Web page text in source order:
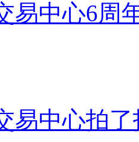
易中心6周
易中心拍